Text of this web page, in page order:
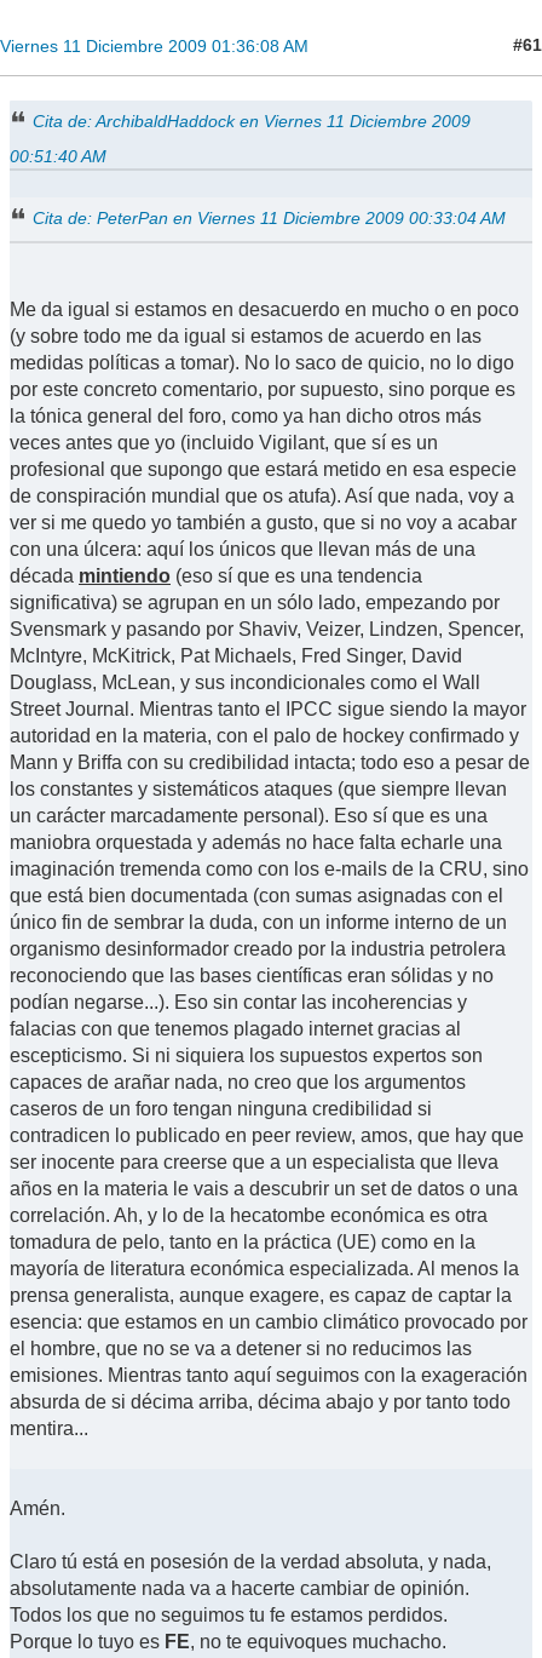
Viernes 11 Diciembre 2009 01:36:08 AM #61
Cita de: ArchibaldHaddock en Viernes 11 Diciembre 2009
00:51:40 AM
Cita de: PeterPan en Viernes 11 Diciembre 2009 00:33:04 AM
Me da igual si estamos en desacuerdo en mucho o en poco
(y sobre todo me da igual si estamos de acuerdo en las
medidas políticas a tomar). No lo saco de quicio, no lo digo
por este concreto comentario, por supuesto, sino porque es
la tónica general del foro, como ya han dicho otros más
veces antes que yo (incluido Vigilant, que sí es un
profesional que supongo que estará metido en esa especie
de conspiración mundial que os atufa). Así que nada, voy a
ver si me quedo yo también a gusto, que si no voy a acabar
con una úlcera: aquí los únicos que llevan más de una
década mintiendo (eso sí que es una tendencia
significativa) se agrupan en un sólo lado, empezando por
Svensmark y pasando por Shaviv, Veizer, Lindzen, Spencer,
McIntyre, McKitrick, Pat Michaels, Fred Singer, David
Douglass, McLean, y sus incondicionales como el Wall
Street Journal. Mientras tanto el IPCC sigue siendo la mayor
autoridad en la materia, con el palo de hockey confirmado y
Mann y Briffa con su credibilidad intacta; todo eso a pesar de
los constantes y sistemáticos ataques (que siempre llevan
un carácter marcadamente personal). Eso sí que es una
maniobra orquestada y además no hace falta echarle una
imaginación tremenda como con los e-mails de la CRU, sino
que está bien documentada (con sumas asignadas con el
único fin de sembrar la duda, con un informe interno de un
organismo desinformador creado por la industria petrolera
reconociendo que las bases científicas eran sólidas y no
podían negarse...). Eso sin contar las incoherencias y
falacias con que tenemos plagado internet gracias al
escepticismo. Si ni siquiera los supuestos expertos son
capaces de arañar nada, no creo que los argumentos
caseros de un foro tengan ninguna credibilidad si
contradicen lo publicado en peer review, amos, que hay que
ser inocente para creerse que a un especialista que lleva
años en la materia le vais a descubrir un set de datos o una
correlación. Ah, y lo de la hecatombe económica es otra
tomadura de pelo, tanto en la práctica (UE) como en la
mayoría de literatura económica especializada. Al menos la
prensa generalista, aunque exagere, es capaz de captar la
esencia: que estamos en un cambio climático provocado por
el hombre, que no se va a detener si no reducimos las
emisiones. Mientras tanto aquí seguimos con la exageración
absurda de si décima arriba, décima abajo y por tanto todo
mentira...
Amén.
Claro tú está en posesión de la verdad absoluta, y nada,
absolutamente nada va a hacerte cambiar de opinión.
Todos los que no seguimos tu fe estamos perdidos.
Porque lo tuyo es FE, no te equivoques muchacho.